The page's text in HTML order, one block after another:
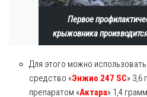
Первое
крыжовника
Для этого можно
средство «Энжио 247 SC» 3,6
препаратом «Актара» 1,4